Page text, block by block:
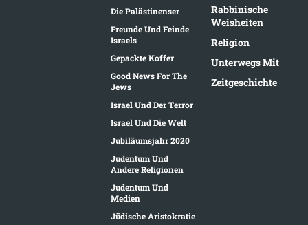
Die Palästinenser
Freunde Und Feinde
Israels
Gepackte Koffer
Good News For The
Jews
Israel Und Der Terror
Israel Und Die Welt
Jubiläumsjahr 2020
Judentum Und
Andere Religionen
Judentum Und
Medien
Jüdische Aristokratie
Rabbinische
Weisheiten
Religion
Unterwegs Mit
Zeitgeschichte